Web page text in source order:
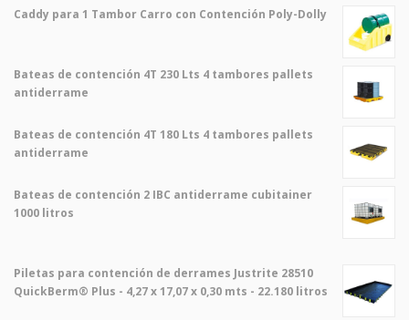
Caddy para 1 Tambor Carro con Contención Poly-Dolly
Bateas de contención 4T 230 Lts 4 tambores pallets
antiderrame
Bateas de contención 4T 180 Lts 4 tambores pallets
antiderrame
Bateas de contención 2 IBC antiderrame cubitainer
1000 litros
Piletas para contención de derrames Justrite 28510
QuickBerm® Plus - 4,27 x 17,07 x 0,30 mts - 22.180 litros